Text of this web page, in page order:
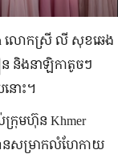
លោកស្រី លី សុខឆេង
ន និង​នាឡិកា​តូច​ៗ​
ោះ។
ក្រុមហ៊ុន Khmer
ាន​សម្រាក​លំហែ​កាយ